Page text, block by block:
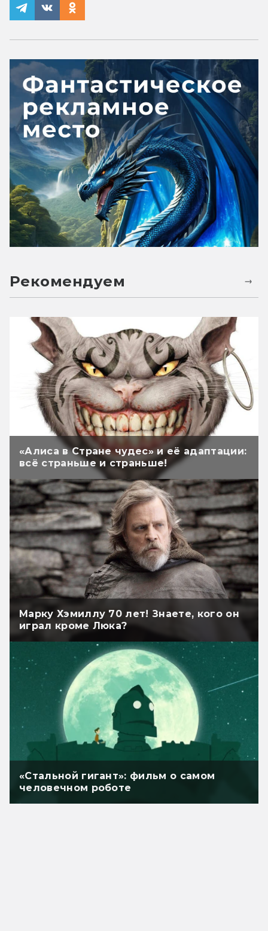
Рекомендуем
«Алиса в Стране чудес» и её адаптации:
всё страньше и страньше!
Марку Хэмиллу 70 лет! Знаете, кого он
играл кроме Люка?
«Стальной гигант»: фильм о самом
человечном роботе